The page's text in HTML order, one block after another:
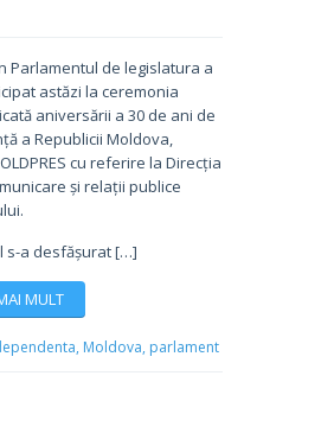
Parlamentul de legislatura a
astăzi la ceremonia
aniversării a 30 de ani de
a Republicii Moldova,
cu referire la Direcția
și relații publice
s-a desfășurat […]
MULT
Moldova, parlament